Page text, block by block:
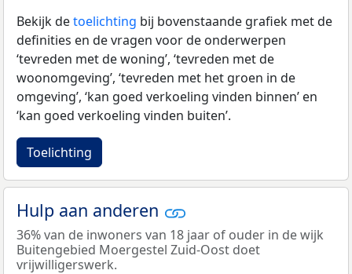
Bekijk detoelichting bij bovenstaande grafiek met de
definities en de vragen voor de onderwerpen
‘tevreden met de woning’, ‘tevreden met de
woonomgeving’, ‘tevreden met het groen in de
omgeving’, ‘kan goed verkoeling vinden binnen’ en
‘kan goed verkoeling vinden buiten’.
Toelichting
Hulp aan anderen
36% van de inwoners van 18 jaar of ouder in de wijk
Buitengebied Moergestel Zuid-Oost doet
vrijwilligerswerk.